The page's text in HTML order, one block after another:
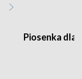
Piosenka dla